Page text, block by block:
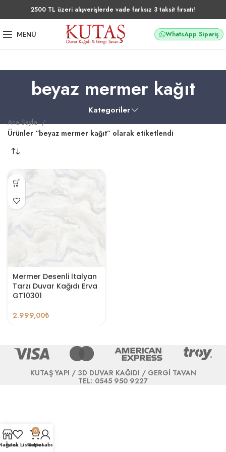
2500 TL üzeri alışverişlerde vade farksız 3 taksit fırsatı!
MENÜ WhatsApp Sipariş
beyaz mermer kağıt
Kategoriler
Ana Sayfa
Ürünler “beyaz mermer kağıt” olarak etiketlendi
Mermer Desenli İtalyan
Tarzı Duvar Kağıdı Erva
GT10301
2.999,00₺
KUTAŞ YAPI / 3D DUVAR KAĞIDI / GERGİ TAVAN
TEL: 0545 950 9227
İstek Listesi
0
Sepet
Hesabım